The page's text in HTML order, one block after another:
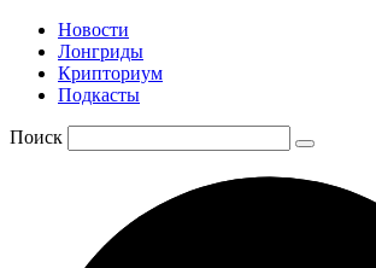
Новости
Лонгриды
Крипториум
Подкасты
Поиск